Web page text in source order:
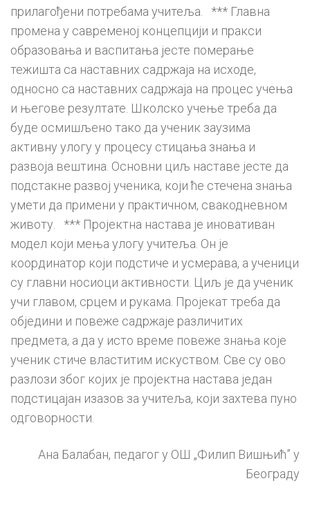
прилагођени потребама учитеља. *** Главна
промена у савременој концепцији и пракси
образовања и васпитања јесте померање
тежишта са наставних садржаја на исходе,
односно са наставних садржаја на процес учења
и његове резултате. Школско учење треба да
буде осмишљено тако да ученик заузима
активну улогу у процесу стицања знања и
развоја вештина. Основни циљ наставе јесте да
подстакне развој ученика, који ће стечена знања
умети да примени у практичном, свакодневном
животу. *** Пројектна настава је иновативан
модел који мења улогу учитеља. Он је
координатор који подстиче и усмерава, а ученици
су главни носиоци активности. Циљ је да ученик
учи главом, срцем и рукама. Пројекат треба да
обједини и повеже садржаје различитих
предмета, а да у исто време повеже знања које
ученик стиче властитим искуством. Све су ово
разлози због којих је пројектна настава један
подстицајан изазов за учитеља, који захтева пуно
одговорности.
Ана Балабан, педагог у ОШ „Филип Вишњић” у
Београду